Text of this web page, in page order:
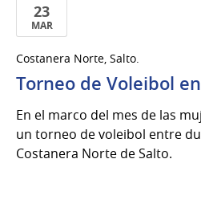
23
MAR
de
Mar
2025
Costanera Norte, Salto.
Torneo de Voleibol
En el marco del mes de las
un torneo de voleibol entre
Costanera Norte de Salto.